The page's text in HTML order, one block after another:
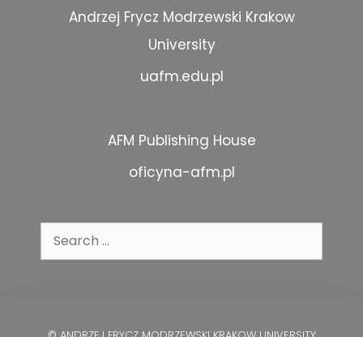
Andrzej Frycz Modrzewski Krakow
University
uafm.edu.pl
AFM Publishing House
oficyna-afm.pl
Search
for: